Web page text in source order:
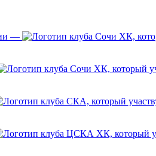
—